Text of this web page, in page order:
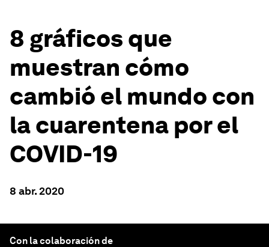
8 gráficos que
muestran cómo
cambió el mundo con
la cuarentena por el
COVID-19
8 abr. 2020
Con la colaboración de